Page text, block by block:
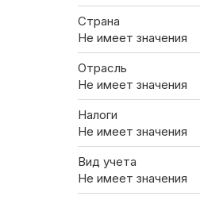
Страна
Не имеет значения
Отрасль
Не имеет значения
Налоги
Не имеет значения
Вид учета
Не имеет значения